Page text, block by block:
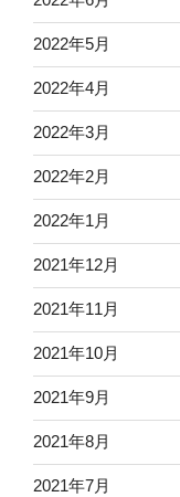
2022年5月
2022年4月
2022年3月
2022年2月
2022年1月
2021年12月
2021年11月
2021年10月
2021年9月
2021年8月
2021年7月